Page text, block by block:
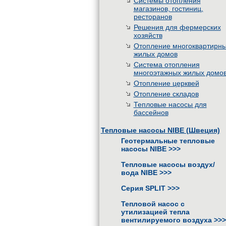
магазинов, гостиниц,
ресторанов
Решения для фермерских
хозяйств
Отопление
жилых домов
Система отопления
многоэтажных жилых
Отопление церквей
Отопление складов
Тепловые насосы для
бассейнов
Тепловые насосы NIBE (Швеция)
Геотермальные тепловые
насосы NIBE >>>
Тепловые насосы воздух/
вода NIBE >>>
Серия SPLIT >>>
Тепловой насос с
утилизацией тепла
вентилируемого воздуха >>>